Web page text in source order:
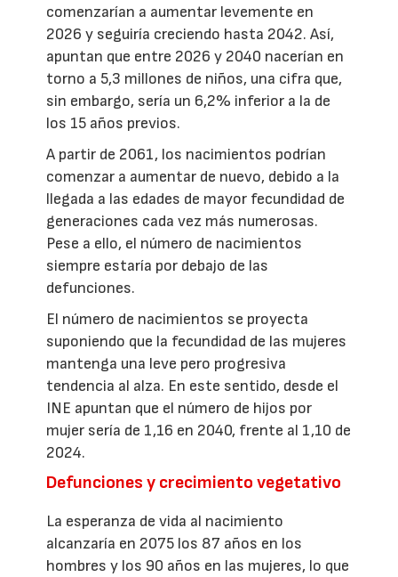
comenzarían a aumentar levemente en
2026 y seguiría creciendo hasta 2042. Así,
apuntan que entre 2026 y 2040 nacerían en
torno a 5,3 millones de niños, una cifra que,
sin embargo, sería un 6,2% inferior a la de
los 15 años previos.
A partir de 2061, los nacimientos podrían
comenzar a aumentar de nuevo, debido a la
llegada a las edades de mayor fecundidad de
generaciones cada vez más numerosas.
Pese a ello, el número de nacimientos
siempre estaría por debajo de las
defunciones.
El número de nacimientos se proyecta
suponiendo que la fecundidad de las mujeres
mantenga una leve pero progresiva
tendencia al alza. En este sentido, desde el
INE apuntan que el número de hijos por
mujer sería de 1,16 en 2040, frente al 1,10 de
2024.
Defunciones y crecimiento vegetativo
La esperanza de vida al nacimiento
alcanzaría en 2075 los 87 años en los
hombres y los 90 años en las mujeres, lo que